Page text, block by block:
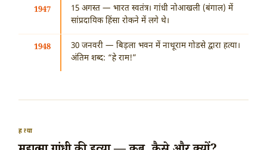
1947 15 अगस्त — भारत स्वतंत्र। गांधी नोआखली (बंगाल) में
सांप्रदायिक हिंसा रोकने में लगे थे।
1948 30 जनवरी — बिड़ला भवन में नाथूराम गोडसे द्वारा हत्या।
अंतिम शब्द: “हे राम!”
हत्या